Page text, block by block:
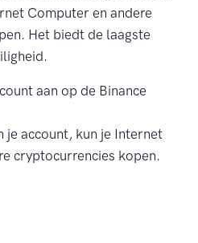
Computer en andere
Het biedt de laagste
aan op de Binance
je account, kun je Internet
cryptocurrencies kopen.